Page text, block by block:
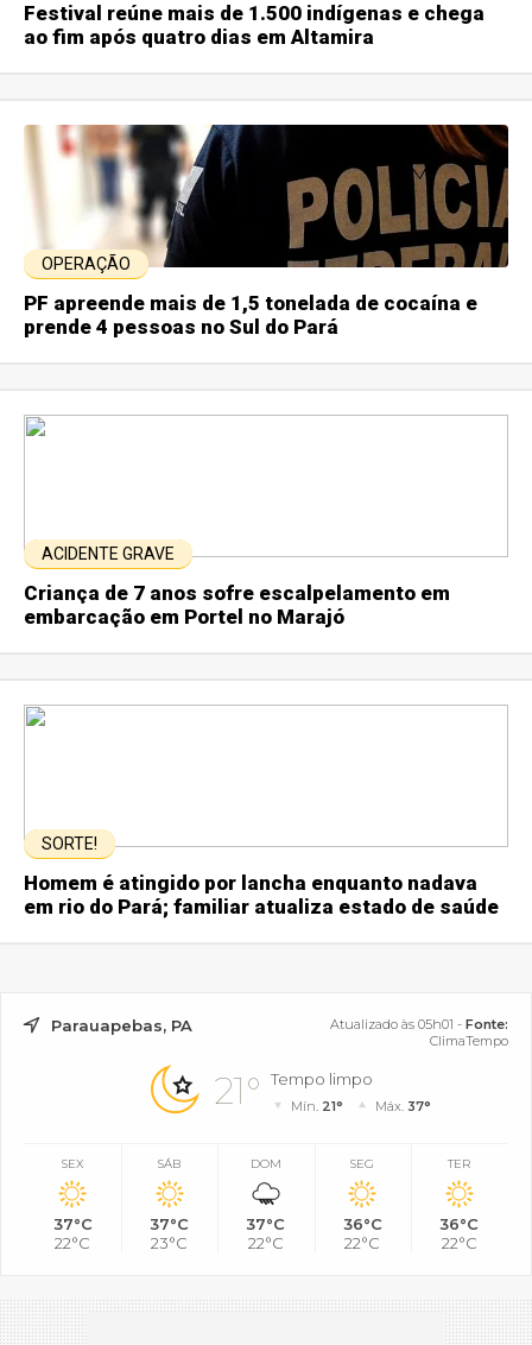
Festival reúne mais de 1.500 indígenas e chega
ao fim após quatro dias em Altamira
OPERAÇÃO
PF apreende mais de 1,5 tonelada de cocaína e
prende 4 pessoas no Sul do Pará
ACIDENTE GRAVE
Criança de 7 anos sofre escalpelamento em
embarcação em Portel no Marajó
SORTE!
Homem é atingido por lancha enquanto nadava
em rio do Pará; familiar atualiza estado de saúde
Parauapebas, PA Atualizado às 05h01 - Fonte:
ClimaTempo
21° Tempo limpo
Mín. 21° Máx. 37°
SEX
37°C
22°C
SÁB
37°C
23°C
DOM
37°C
22°C
SEG
36°C
22°C
TER
36°C
22°C